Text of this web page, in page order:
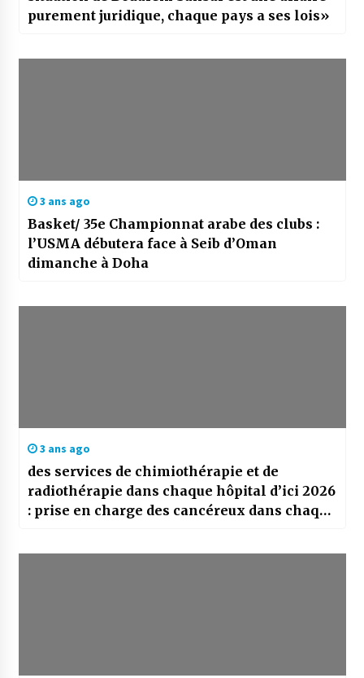
purement juridique, chaque pays a ses lois»
3 ans ago
Basket/ 35e Championnat arabe des clubs :
l’USMA débutera face à Seib d’Oman
dimanche à Doha
3 ans ago
des services de chimiothérapie et de
radiothérapie dans chaque hôpital d’ici 2026
: prise en charge des cancéreux dans chaque